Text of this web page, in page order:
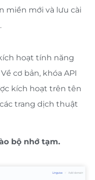
miền mới và lưu cài
hoạt tính năng
cơ bản, khóa API
kích hoạt trên tên
trang dịch thuật
bộ nhớ tạm.